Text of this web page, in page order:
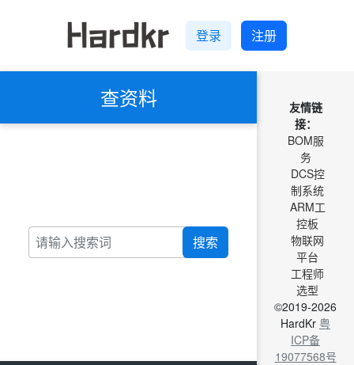
登录 注册
查资料
搜索
友情链
接：
BOM服
务
DCS控
制系统
ARM工
控板
物联网
平台
工程师
选型
©2019-2026
HardKr 粤
ICP备
19077568号